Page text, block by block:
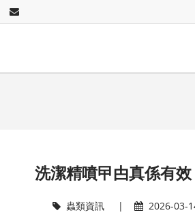
洗潔精噴曱甴真係有
蟲類資訊 | 2026-